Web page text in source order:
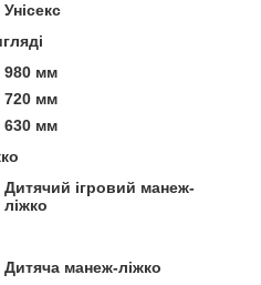
Унісекс
980 мм
720 мм
630 мм
Дитячий ігровий манеж-
ліжко
Дитяча манеж-ліжко